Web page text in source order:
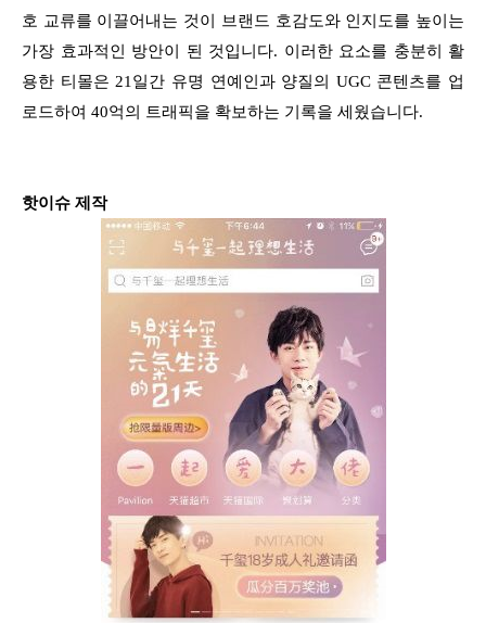
호 교류를 이끌어내는 것이 브랜드 호감도와 인지도를 높이는
가장 효과적인 방안이 된 것입니다. 이러한 요소를 충분히 활
용한 티몰은 21일간 유명 연예인과 양질의 UGC 콘텐츠를 업
로드하여 40억의 트래픽을 확보하는 기록을 세웠습니다.
핫이슈 제작